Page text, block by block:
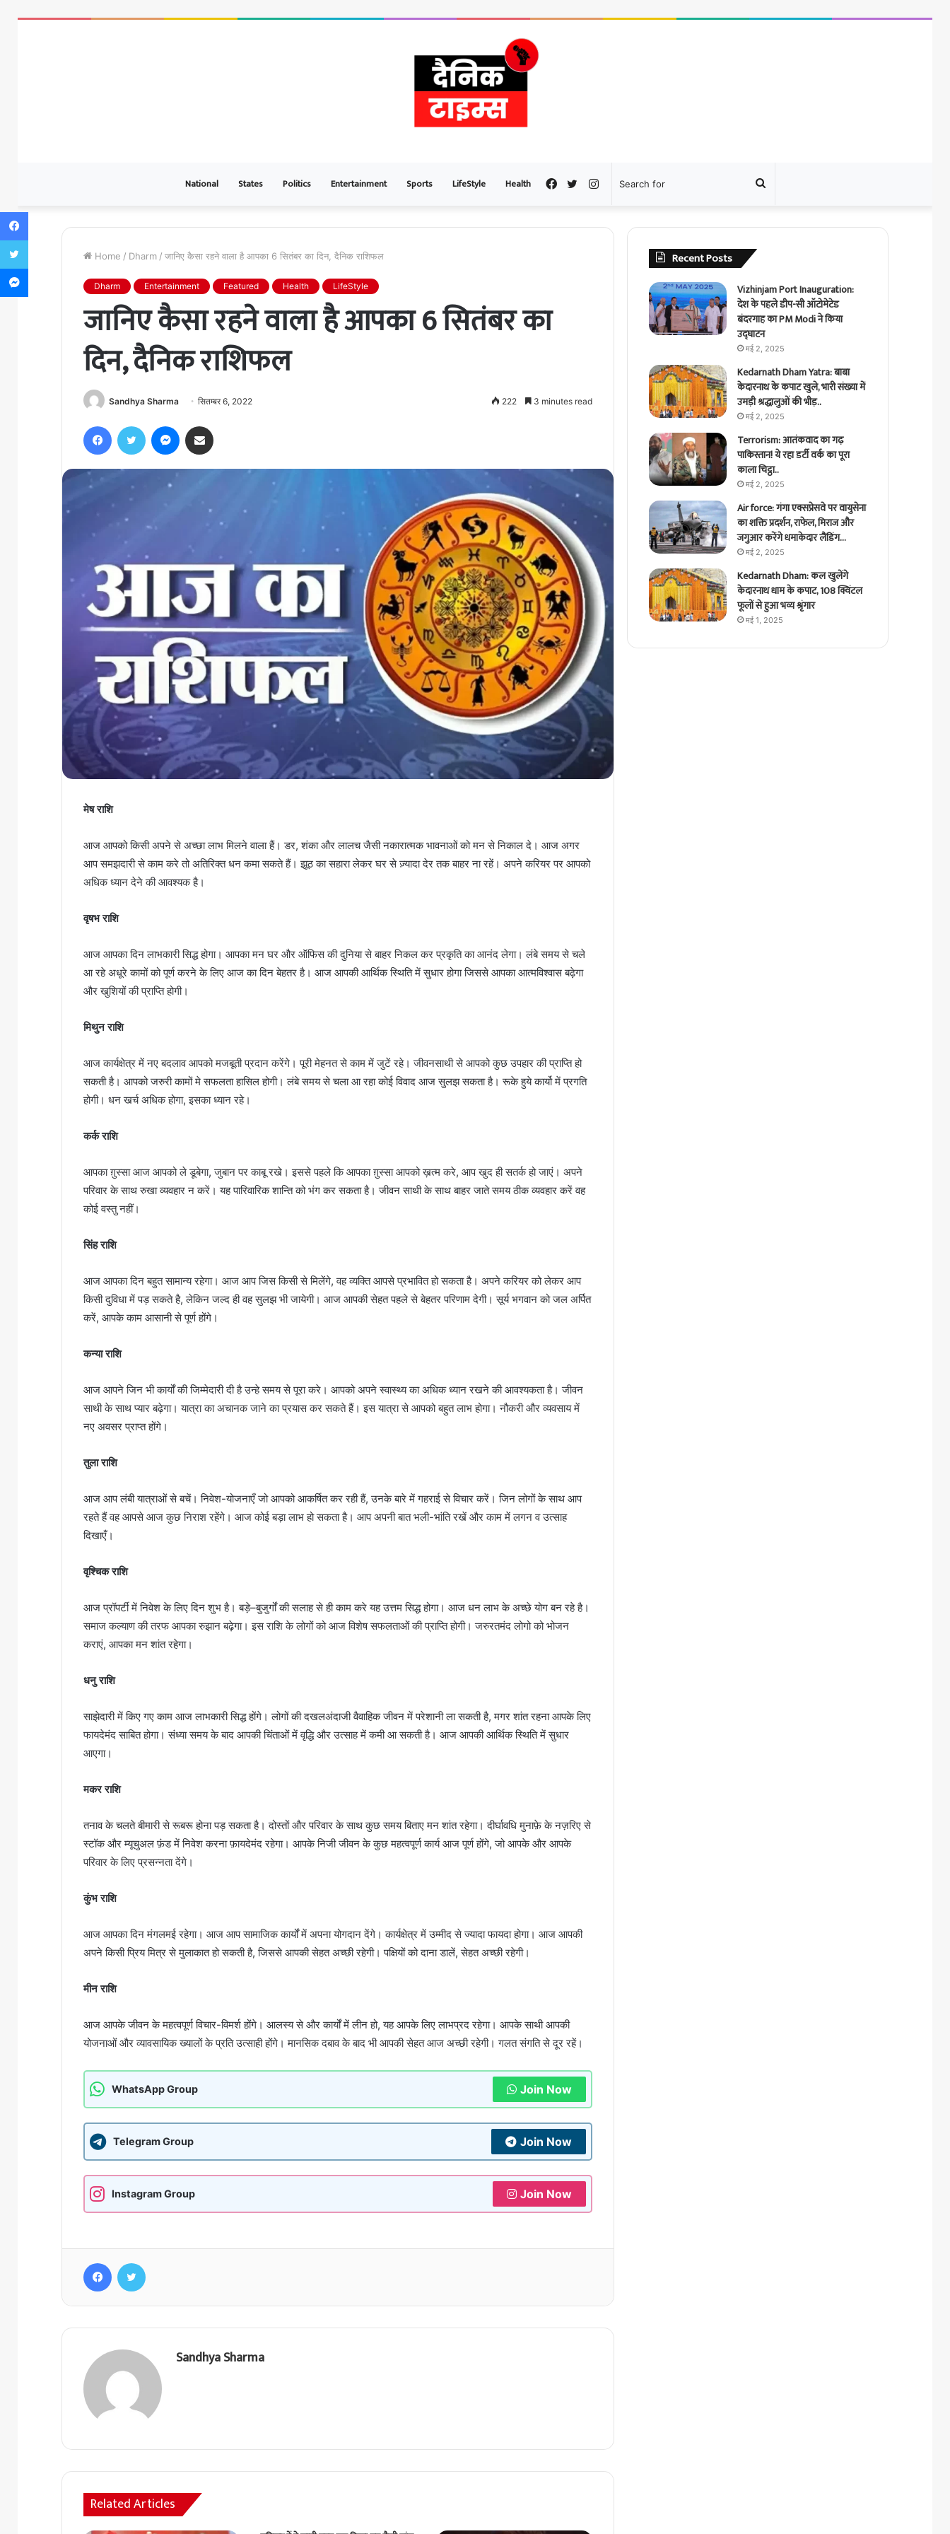
National States Politics Entertainment Sports LifeStyle Health Search
for
Instagram
Twitter
Facebook
Home / Dharm / जानिए कैसा रहने वाला है आपका 6 सितंबर का दिन, दैनिक राशिफल
Dharm Entertainment Featured Health LifeStyle
जानिए कैसा रहने वाला है आपका 6 सितंबर का
दिन, दैनिक राशिफल
Sandhya Sharma सितम्बर 6, 2022 222 3 minutes read
FacebookTwitter Messenger
मेष राशि
आज आपको किसी अपने से अच्छा लाभ मिलने वाला हैं। डर, शंका और लालच जैसी नकारात्मक भावनाओं को मन से निकाल दे। आज अगर
आप समझदारी से काम करे तो अतिरिक्त धन कमा सकते हैं। झूठ का सहारा लेकर घर से ज़्यादा देर तक बाहर ना रहें। अपने करियर पर आपको
अधिक ध्यान देने की आवश्यक है।
वृषभ राशि
आज आपका दिन लाभकारी सिद्ध होगा। आपका मन घर और ऑफिस की दुनिया से बाहर निकल कर प्रकृति का आनंद लेगा। लंबे समय से चले
आ रहे अधूरे कामों को पूर्ण करने के लिए आज का दिन बेहतर है। आज आपकी आर्थिक स्थिति में सुधार होगा जिससे आपका आत्मविश्वास बढ़ेगा
और खुशियों की प्राप्ति होगी।
मिथुन राशि
आज कार्यक्षेत्र में नए बदलाव आपको मजबूती प्रदान करेंगे। पूरी मेहनत से काम में जुटें रहे। जीवनसाथी से आपको कुछ उपहार की प्राप्ति हो
सकती है। आपको जरुरी कामों मे सफलता हासिल होगी। लंबे समय से चला आ रहा कोई विवाद आज सुलझ सकता है। रूके हुये कार्यो में प्रगति
होगी। धन खर्च अधिक होगा, इसका ध्यान रहे।
कर्क राशि
आपका ग़ुस्सा आज आपको ले डूबेगा, जुबान पर काबू रखे। इससे पहले कि आपका ग़ुस्सा आपको ख़त्म करे, आप खुद ही सतर्क हो जाएं। अपने
परिवार के साथ रुखा व्यवहार न करें। यह पारिवारिक शान्ति को भंग कर सकता है। जीवन साथी के साथ बाहर जाते समय ठीक व्यवहार करें वह
कोई वस्तु नहीं।
सिंह राशि
आज आपका दिन बहुत सामान्य रहेगा। आज आप जिस किसी से मिलेंगे, वह व्यक्ति आपसे प्रभावित हो सकता है। अपने करियर को लेकर आप
किसी दुविधा में पड़ सकते है, लेकिन जल्द ही वह सुलझ भी जायेगी। आज आपकी सेहत पहले से बेहतर परिणाम देगी। सूर्य भगवान को जल अर्पित
करें, आपके काम आसानी से पूर्ण होंगे।
कन्या राशि
आज आपने जिन भी कार्यों की जिम्मेदारी दी है उन्हे समय से पूरा करे। आपको अपने स्वास्थ्य का अधिक ध्यान रखने की आवश्यकता है। जीवन
साथी के साथ प्यार बढ़ेगा। यात्रा का अचानक जाने का प्रयास कर सकते हैं। इस यात्रा से आपको बहुत लाभ होगा। नौकरी और व्यवसाय में
नए अवसर प्राप्त होंगे।
तुला राशि
आज आप लंबी यात्राओं से बचें। निवेश-योजनाएँ जो आपको आकर्षित कर रही हैं, उनके बारे में गहराई से विचार करें। जिन लोगों के साथ आप
रहते हैं वह आपसे आज कुछ निराश रहेंगे। आज कोई बड़ा लाभ हो सकता है। आप अपनी बात भली-भांति रखें और काम में लगन व उत्साह
दिखाएँ।
वृश्चिक राशि
आज प्रॉपर्टी में निवेश के लिए दिन शुभ है। बड़े–बुजुर्गों की सलाह से ही काम करे यह उत्तम सिद्ध होगा। आज धन लाभ के अच्छे योग बन रहे है।
समाज कल्याण की तरफ आपका रुझान बढ़ेगा। इस राशि के लोगों को आज विशेष सफलताओं की प्राप्ति होगी। जरुरतमंद लोगो को भोजन
कराएं, आपका मन शांत रहेगा।
धनु राशि
साझेदारी में किए गए काम आज लाभकारी सिद्ध होंगे। लोगों की दखलअंदाजी वैवाहिक जीवन में परेशानी ला सकती है, मगर शांत रहना आपके लिए
फायदेमंद साबित होगा। संध्या समय के बाद आपकी चिंताओं में वृद्धि और उत्साह में कमी आ सकती है। आज आपकी आर्थिक स्थिति में सुधार
आएगा।
मकर राशि
तनाव के चलते बीमारी से रूबरू होना पड़ सकता है। दोस्तों और परिवार के साथ कुछ समय बिताए मन शांत रहेगा। दीर्घावधि मुनाफ़े के नज़रिए से
स्टॉक और म्यूचुअल फ़ंड में निवेश करना फ़ायदेमंद रहेगा। आपके निजी जीवन के कुछ महत्वपूर्ण कार्य आज पूर्ण होंगे, जो आपके और आपके
परिवार के लिए प्रसन्नता देंगे।
कुंभ राशि
आज आपका दिन मंगलमई रहेगा। आज आप सामाजिक कार्यों में अपना योगदान देंगे। कार्यक्षेत्र में उम्मीद से ज्यादा फायदा होगा। आज आपकी
अपने किसी प्रिय मित्र से मुलाकात हो सकती है, जिससे आपकी सेहत अच्छी रहेगी। पक्षियों को दाना डालें, सेहत अच्छी रहेगी।
मीन राशि
आज आपके जीवन के महत्वपूर्ण विचार-विमर्श होंगे। आलस्य से और कार्यों में लीन हो, यह आपके लिए लाभप्रद रहेगा। आपके साथी आपकी
योजनाओं और व्यावसायिक ख्यालों के प्रति उत्साही होंगे। मानसिक दबाव के बाद भी आपकी सेहत आज अच्छी रहेगी। गलत संगति से दूर रहें।
WhatsApp Group Join Now
Telegram Group Join Now
Instagram Group Join Now
Facebook
Sandhya Sharma
Related Articles
Recent Posts
Vizhinjam Port Inauguration:
देश के पहले डीप-सी ऑटोमेटेड
बंदरगाह का PM Modi ने किया
उद्घाटन
मई 2, 2025
Kedarnath Dham Yatra: बाबा
केदारनाथ के कपाट खुले, भारी संख्या में
उमड़ी श्रद्धालुओं की भीड़..
मई 2, 2025
Terrorism: आतंकवाद का गढ़
पाकिस्तान! ये रहा डर्टी वर्क का पूरा
काला चिट्ठा..
मई 2, 2025
Air force: गंगा एक्सप्रेसवे पर वायुसेना
का शक्ति प्रदर्शन, राफेल, मिराज और
जगुआर करेंगे धमाकेदार लैंडिंग…
मई 2, 2025
Kedarnath Dham: कल खुलेंगे
केदारनाथ धाम के कपाट, 108 क्विंटल
फूलों से हुआ भव्य श्रृंगार
मई 1, 2025
Facebook
Twitter
Messenger